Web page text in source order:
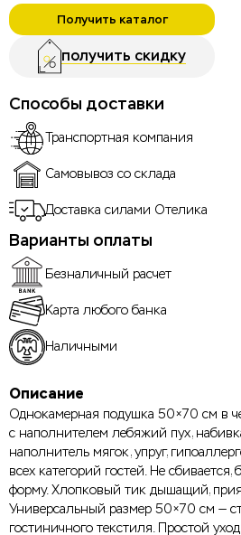
Получить каталог
получить скидку
Способы доставки
Транспортная компания
Самовывоз со склада
Доставка силами Отелика
Варианты оплаты
Безналичный расчет
Карта любого банка
Наличными
Описание
Однокамерная подушка 50×70 см в
с наполнителем лебяжий пух,
наполнитель мягок, упруг,
всех категорий гостей. Не
форму. Хлопковый тик дышащий,
Универсальный размер 50×70 см —
гостиничного текстиля. Простой